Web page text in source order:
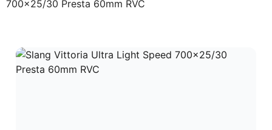
700×25/30 Presta 60mm RVC